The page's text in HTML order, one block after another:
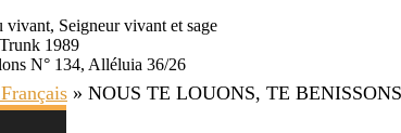
Seigneur vivant et sage
1989
Alléluia 36/26
» NOUS TE LOUONS, TE